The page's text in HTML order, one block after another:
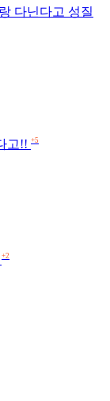
다닌다고 성질
고!! +5
+2